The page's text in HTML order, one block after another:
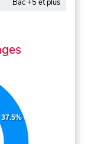
Bac +5 et plus
37.5%